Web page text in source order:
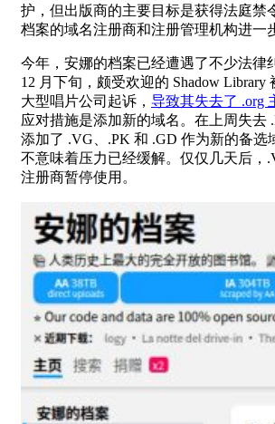
护，但出版商的主要目标是获得法庭禁
档案的域名注册商和注册管理机构进一
今年，安娜的档案已经遭遇了不少法律
12 月下旬，颇受欢迎的 Shadow Library
大型唱片公司起诉， 导致其失去了 .org
应对措施是添加新的域名。在上周失去
添加了 .VG、.PK 和 .GD 作为新的备选
不意味着压力已经缓解。仅仅几天后，
注册商暂停使用。